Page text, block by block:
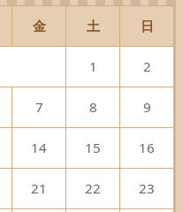
金 土 日
1 2
7 8 9
14 15 16
21 22 23